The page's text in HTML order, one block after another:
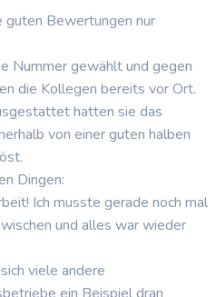
guten Bewertungen nur
Nummer gewählt und gegen
die Kollegen bereits vor Ort.
hatten sie das
von einer guten halben
Dingen:
Ich musste gerade noch mal
und alles war wieder
viele andere